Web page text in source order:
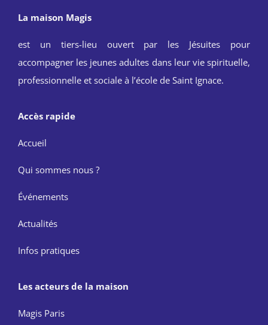
La maison Magis
est un tiers-lieu ouvert par les Jésuites pour
accompagner les jeunes adultes dans leur vie spirituelle,
professionnelle et sociale à l’école de Saint Ignace.
Accès rapide
Accueil
Qui sommes nous ?
Événements
Actualités
Infos pratiques
Les acteurs de la maison
Magis Paris